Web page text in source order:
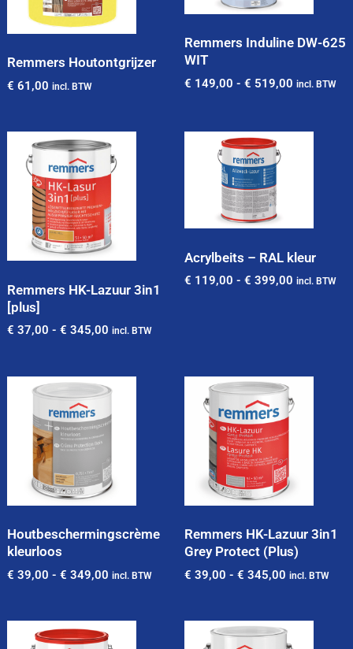
Remmers Houtontgrijzer
€ 61,00 incl. BTW
Remmers Induline DW-625
WIT
€ 149,00 - € 519,00 incl. BTW
Remmers HK-Lazuur 3in1
[plus]
€ 37,00 - € 345,00 incl. BTW
Acrylbeits – RAL kleur
€ 119,00 - € 399,00 incl. BTW
Houtbeschermingscrème
kleurloos
€ 39,00 - € 349,00 incl. BTW
Remmers HK-Lazuur 3in1
Grey Protect (Plus)
€ 39,00 - € 345,00 incl. BTW